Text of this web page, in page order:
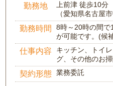
勤務地
上前津 徒歩10分
（愛知県名古屋
勤務時間
8時～20時の間で
が可能です。(候
仕事内容
キッチン、トイ
グ、その他のお
契約形態 業務委託